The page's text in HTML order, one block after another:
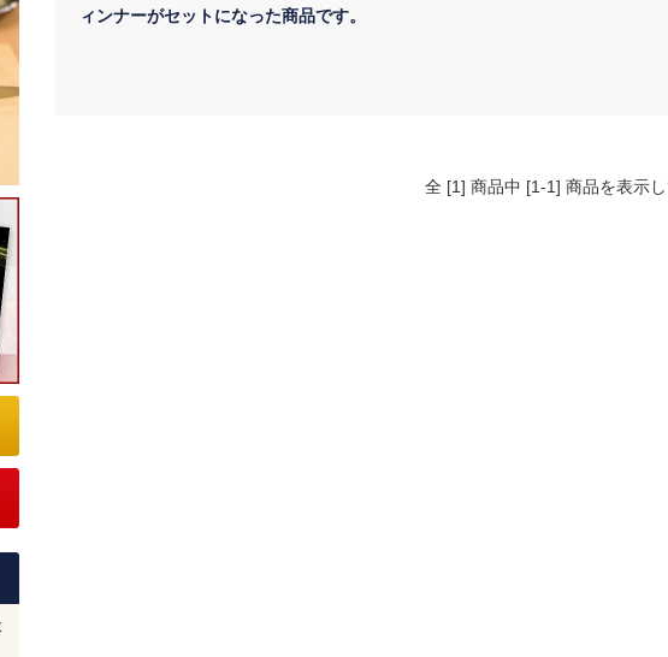
ィンナーがセットになった商品です。
全 [1] 商品中 [1-1] 商品を表示